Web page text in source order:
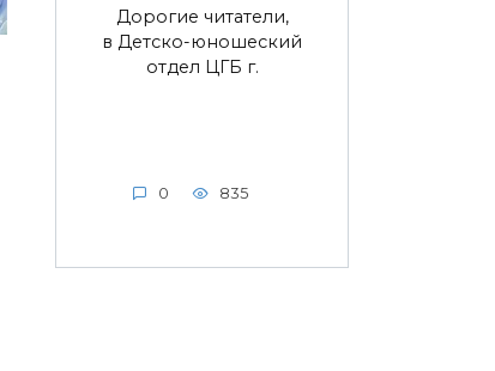
Дорогие читатели,
в Детско-юношеский
отдел ЦГБ г.
0 835